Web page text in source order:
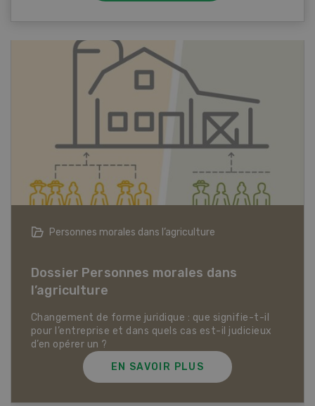
Articles biologiques
Dossier Articles biologiques
EN SAVOIR PLUS